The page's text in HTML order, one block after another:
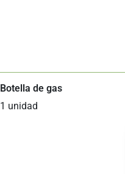
Botella de gas
1 unidad